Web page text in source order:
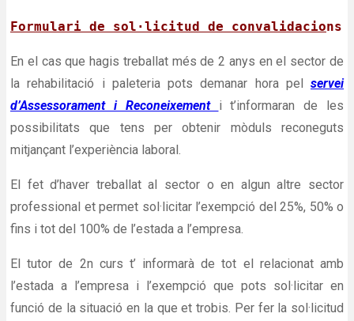
Formulari de sol·licitud de convalidacions
En el cas que hagis treballat més de 2 anys en el sector de
la rehabilitació i paleteria pots demanar hora pel servei
d’Assessorament i Reconeixement i t’informaran de les
possibilitats que tens per obtenir mòduls reconeguts
mitjançant l’experiència laboral.
El fet d’haver treballat al sector o en algun altre sector
professional et permet sol·licitar l’exempció del 25%, 50% o
fins i tot del 100% de l’estada a l’empresa.
El tutor de 2n curs t’ informarà de tot el relacionat amb
l’estada a l’empresa i l’exempció que pots sol·licitar en
funció de la situació en la que et trobis. Per fer la sol·licitud